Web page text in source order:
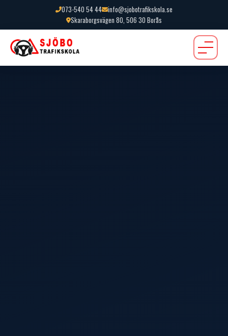
073-540 54 44
info@sjobotrafikskola.se
Skaraborgsvägen 80, 506 30 Borås